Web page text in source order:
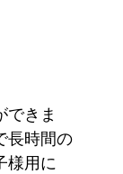
できま
長時間の
様用に